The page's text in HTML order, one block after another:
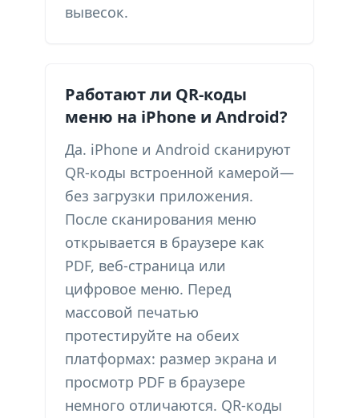
вывесок.
Работают ли QR-коды
меню на iPhone и Android?
Да. iPhone и Android сканируют
QR-коды встроенной камерой—
без загрузки приложения.
После сканирования меню
открывается в браузере как
PDF, веб-страница или
цифровое меню. Перед
массовой печатью
протестируйте на обеих
платформах: размер экрана и
просмотр PDF в браузере
немного отличаются. QR-коды